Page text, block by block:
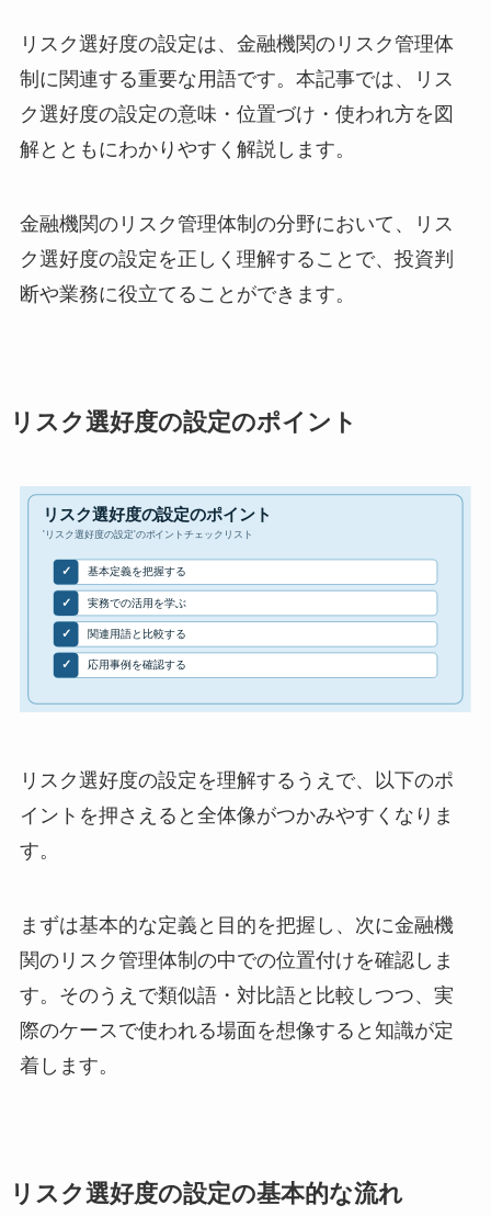
リスク選好度の設定は、金融機関のリスク管理体
制に関連する重要な用語です。本記事では、リス
ク選好度の設定の意味・位置づけ・使われ方を図
解とともにわかりやすく解説します。
金融機関のリスク管理体制の分野において、リス
ク選好度の設定を正しく理解することで、投資判
断や業務に役立てることができます。
リスク選好度の設定のポイント
リスク選好度の設定を理解するうえで、以下のポ
イントを押さえると全体像がつかみやすくなりま
す。
まずは基本的な定義と目的を把握し、次に金融機
関のリスク管理体制の中での位置付けを確認しま
す。そのうえで類似語・対比語と比較しつつ、実
際のケースで使われる場面を想像すると知識が定
着します。
リスク選好度の設定の基本的な流れ